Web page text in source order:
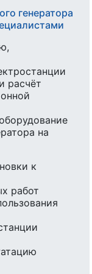
генератора
расчёт
на
к
работ